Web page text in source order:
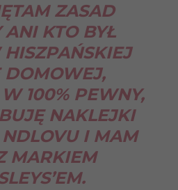
ZASAD
ANI KTO BYŁ
DOMOWEJ,
100% PEWNY,
NAKLEJKI
I MAM
MARKIEM